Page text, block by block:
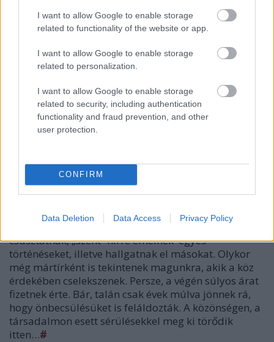
I want to allow Google to enable storage
related to functionality of the website or app.
I want to allow Google to enable storage
related to personalization.
I want to allow Google to enable storage
related to security, including authentication
functionality and fraud prevention, and other
user protection.
CONFIRM
Data Deletion Data Access Privacy Policy
jegyezzem meg, hogy Magyarországon, 1990-ben
még több mint 88 ezer munkabalesetet
esetek száma 2004 táján kezdett a 20 ezres érték
körül alakulni – hol alatta, hol fölötte néhány ezerrel.
százas érték alá. Kérdés, hogy ez a hazai ipar
leépülésével, az építkezések számának drámai
csökkenésével, a vállalati statisztikák
manipulálásával, a munkáltatók felelősebb
össze?
De belátom, hogy az efféle felvetések nemigen
szinte rutinszerűen manipulálják a közönségüket.
Egyesek talán tudatában sincsenek annak, hogy
csúsztatnak, „szent” hírré emelnek egyes
történéseket, illetve hallgatnak el másokat. Olykor
még mártírként is tekintenek magunkra, akik a köz
érdekében cselekszenek. Persze, a végén súlyos árat
fizetnek érte. Bár, talán csak évek múlva jönnek rá,
hogy önbecsülésüket is feláldozták. A közönségen, a
társadalmon esett sérülésekkel meg ki törődik
itten…#